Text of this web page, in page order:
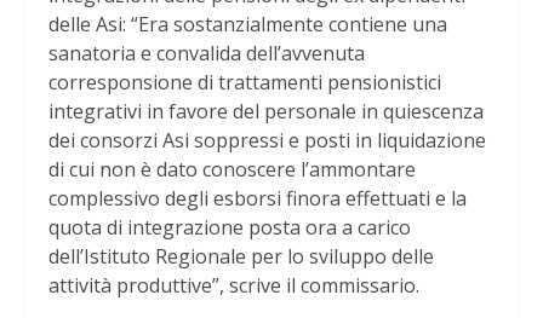
delle Asi: “Era sostanzialmente contiene una
sanatoria e convalida dell’avvenuta
corresponsione di trattamenti pensionistici
integrativi in favore del personale in quiescenza
dei consorzi Asi soppressi e posti in liquidazione
di cui non è dato conoscere l’ammontare
complessivo degli esborsi finora effettuati e la
quota di integrazione posta ora a carico
dell’Istituto Regionale per lo sviluppo delle
attività produttive”, scrive il commissario.